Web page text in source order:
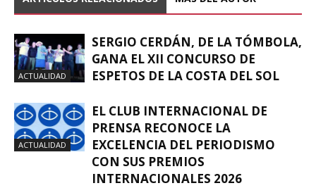
ACTUALIDAD
SERGIO CERDÁN, DE LA TÓMBOLA,
GANA EL XII CONCURSO DE
ESPETOS DE LA COSTA DEL SOL
ACTUALIDAD
EL CLUB INTERNACIONAL DE
PRENSA RECONOCE LA
EXCELENCIA DEL PERIODISMO
CON SUS PREMIOS
INTERNACIONALES 2026